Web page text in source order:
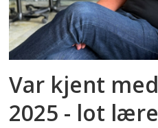
Var kjent
2025 - lot